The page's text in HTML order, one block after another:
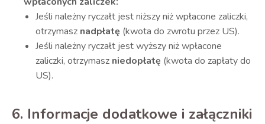
Jeśli należny ryczałt jest niższy niż wpłacone zaliczki,
otrzymasz nadpłatę (kwota do zwrotu przez US).
Jeśli należny ryczałt jest wyższy niż wpłacone
zaliczki, otrzymasz niedopłatę (kwota do zapłaty do
US).
6. Informacje dodatkowe i załączniki